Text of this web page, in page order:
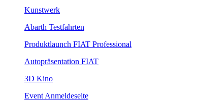
Kunstwerk
Abarth Testfahrten
Produktlaunch FIAT Professional
Autopräsentation FIAT
3D Kino
Event Anmeldeseite